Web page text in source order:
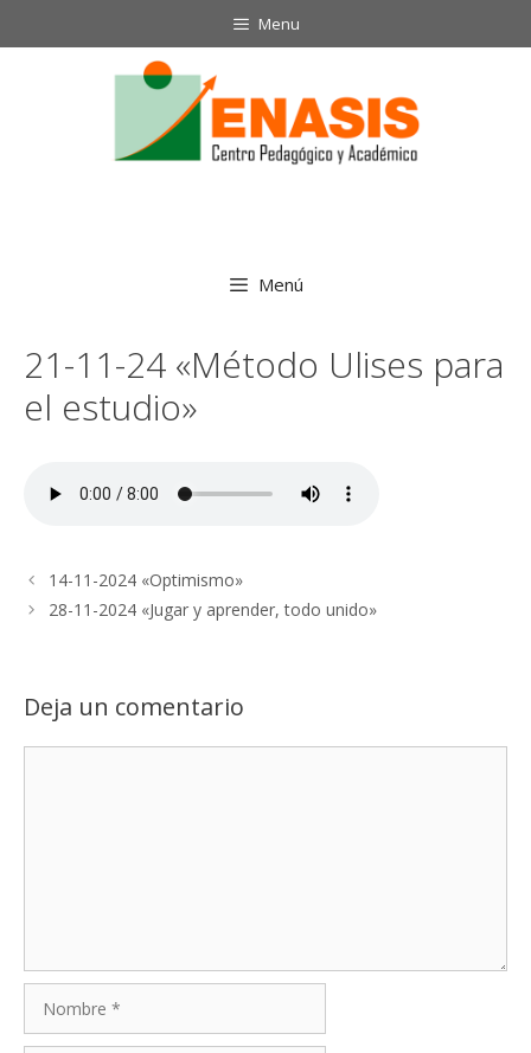
Menu
Menú
21-11-24 «Método Ulises para
el estudio»
14-11-2024 «Optimismo»
28-11-2024 «Jugar y aprender, todo unido»
Deja un comentario